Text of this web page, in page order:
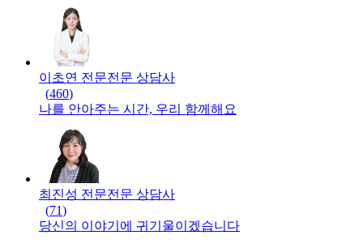
이초연 전문전문 상담사
(460)
나를 안아주는 시간, 우리 함께해요
최진성 전문전문 상담사
(71)
당신의 이야기에 귀기울이겠습니다